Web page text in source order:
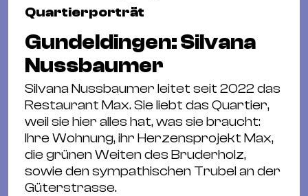
Quartierporträt
Gundeldingen: Silvana
Nussbaumer
Silvana Nussbaumer leitet seit 2022 das
Restaurant Max. Sie liebt das Quartier,
weil sie hier alles hat, was sie braucht:
Ihre Wohnung, ihr Herzensprojekt Max,
die grünen Weiten des Bruderholz,
sowie den sympathischen Trubel an der
Güterstrasse.